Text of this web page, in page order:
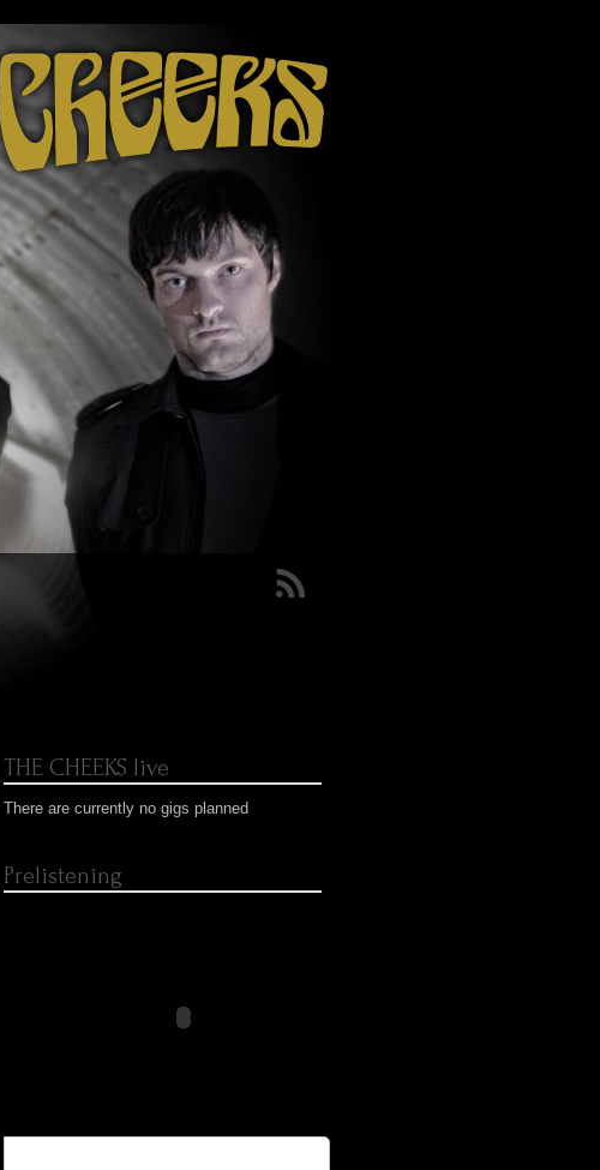
THE CHEEKS live
There are currently no gigs planned
Prelistening